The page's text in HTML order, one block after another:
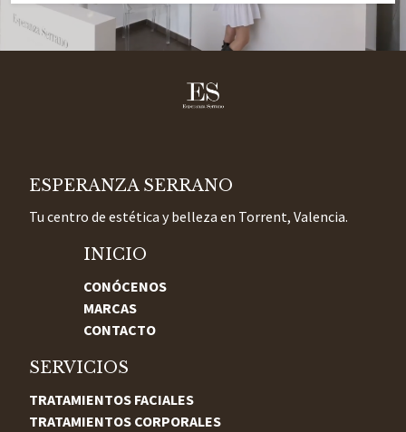
ESPERANZA SERRANO
Tu centro de estética y belleza en Torrent, Valencia.
INICIO
CONÓCENOS
MARCAS
CONTACTO
SERVICIOS
TRATAMIENTOS FACIALES
TRATAMIENTOS CORPORALES